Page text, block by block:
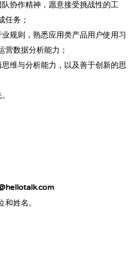
协作精神，愿意接受挑战性的工
任务；
规则，熟悉应用类产品用户使用习
营数据分析能力；
维与分析能力，以及善于创新的思
。
和姓名。